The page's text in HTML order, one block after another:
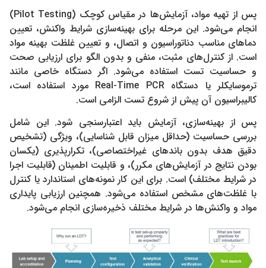
پس از تهیه مواد، آزمایش‌ها در مقیاس کوچک (Pilot Testing)
انجام می‌شود. این مرحله برای بهینه‌سازی شرایط واکنش، تعیین
دماهای مناسب دناتوراسیون و اتصال، و تعیین غلظت بهینه مواد
است. از کنترل‌های مثبت، منفی و بدون الگو برای ارزیابی صحت
و حساسیت تست استفاده می‌شود. اگر دستگاه خاصی مانند
ترموسایکلر یا دستگاه Real-Time PCR مورد استفاده است،
کالیبراسیون آن پیش از شروع تست الزامی است.
پس از بهینه‌سازی، آزمایش باید اعتبارسنجی شود. این شامل
بررسی حساسیت (حداقل میزان قابل شناسایی)، ویژگی (تشخیص
دقیق هدف بدون باندهای غیراختصاصی)، تکرارپذیری (یکسان
بودن نتایج در آزمایش‌های مکرر)، و قابلیت اطمینان (قابلیت اجرا
در شرایط مختلف) است. برای این کار نمونه‌های استاندارد یا کنترل
با غلظت‌های مشخص استفاده می‌شود. همچنین ارزیابی پایداری
مواد و واکنش‌ها در شرایط مختلف ذخیره‌سازی انجام می‌شود.